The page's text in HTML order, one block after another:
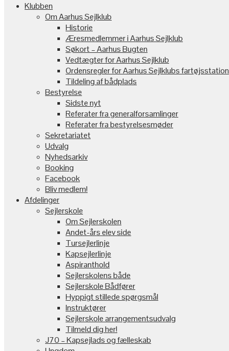
Klubben
Om Aarhus Sejlklub
Historie
Æresmedlemmer i Aarhus Sejlklub
Søkort – Aarhus Bugten
Vedtægter for Aarhus Sejlklub
Ordensregler for Aarhus Sejlklubs fartøjsstation
Tildeling af bådplads
Bestyrelse
Sidste nyt
Referater fra generalforsamlinger
Referater fra bestyrelsesmøder
Sekretariatet
Udvalg
Nyhedsarkiv
Booking
Facebook
Bliv medlem!
Afdelinger
Sejlerskole
Om Sejlerskolen
Andet-års elev side
Tursejlerlinje
Kapsejlerlinje
Aspiranthold
Sejlerskolens både
Sejlerskole Bådfører
Hyppigt stillede spørgsmål
Instruktører
Sejlerskole arrangementsudvalg
Tilmeld dig her!
J70 – Kapsejlads og fælleskab